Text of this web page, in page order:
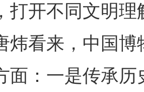
打开不同文明
炜看来，中国
面：一是传承